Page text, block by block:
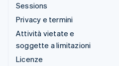
Sessions
Privacy e termini
Attività vietate e
soggette a limitazioni
Licenze